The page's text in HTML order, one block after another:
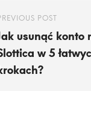
POST
usunąć konto
w 5